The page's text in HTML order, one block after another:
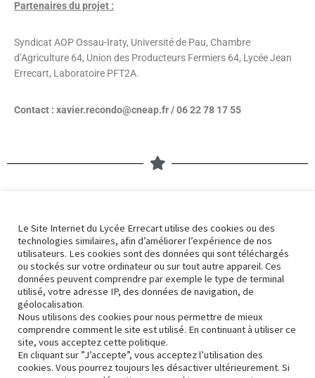
Partenaires du projet :
Syndicat AOP Ossau-Iraty, Université de Pau, Chambre
d’Agriculture 64, Union des Producteurs Fermiers 64, Lycée Jean
Errecart, Laboratoire PFT2A.
Contact : xavier.recondo@cneap.fr / 06 22 78 17 55
Errek’actu 2324 – 32
5 avril 2024
Errek’actu 2324 – 31
3 avril 2024
Le Site Internet du Lycée Errecart utilise des cookies ou des
technologies similaires, afin d’améliorer l’expérience de nos
utilisateurs. Les cookies sont des données qui sont téléchargés
ou stockés sur votre ordinateur ou sur tout autre appareil. Ces
données peuvent comprendre par exemple le type de terminal
utilisé, votre adresse IP, des données de navigation, de
géolocalisation.
Nous utilisons des cookies pour nous permettre de mieux
comprendre comment le site est utilisé. En continuant à utiliser ce
site, vous acceptez cette politique.
En cliquant sur ”J’accepte”, vous acceptez l’utilisation des
cookies. Vous pourrez toujours les désactiver ultérieurement. Si